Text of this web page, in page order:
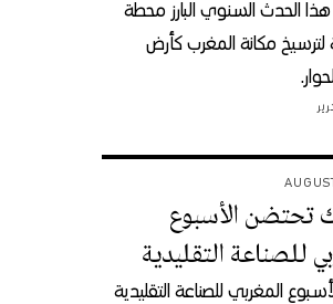
الحدث السنوي البارز محطة
لترسيخ مكانة المغرب كأرض
تحتضن الأسبوع
للصناعة التقليدية
المغربي للصناعة التقليدية